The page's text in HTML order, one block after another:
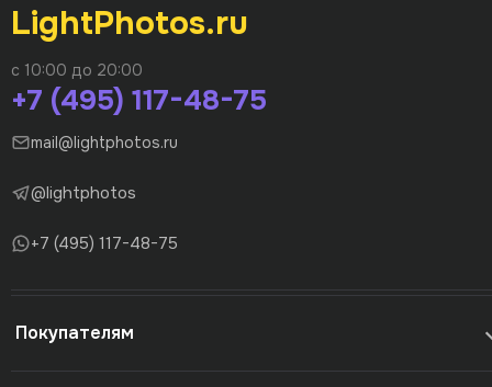
LightPhotos.ru
с 10:00 до 20:00
+7 (495) 117-48-75
mail@lightphotos.ru
@lightphotos
+7 (495) 117-48-75
Покупателям